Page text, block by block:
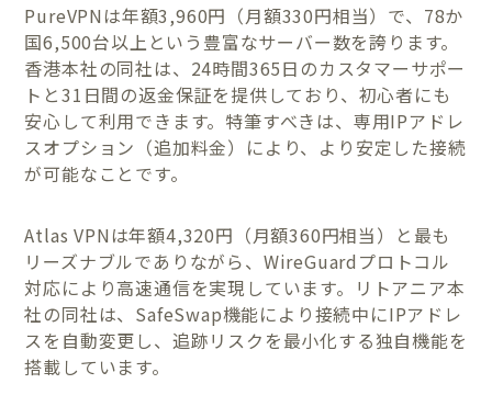
PureVPNは年額3,960円（月額330円相当）で、78か
国6,500台以上という豊富なサーバー数を誇ります。
香港本社の同社は、24時間365日のカスタマーサポー
トと31日間の返金保証を提供しており、初心者にも
安心して利用できます。特筆すべきは、専用IPアドレ
スオプション（追加料金）により、より安定した接続
が可能なことです。
Atlas VPNは年額4,320円（月額360円相当）と最も
リーズナブルでありながら、WireGuardプロトコル
対応により高速通信を実現しています。リトアニア本
社の同社は、SafeSwap機能により接続中にIPアドレ
スを自動変更し、追跡リスクを最小化する独自機能を
搭載しています。